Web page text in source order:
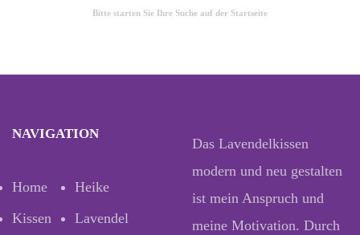
Bitte starten Sie Ihre Suche auf der Startseite
NAVIGATION
Home
Heike
Kissen
Lavendel
Das Lavendelkissen
modern und neu gestalten
ist mein Anspruch und
meine Motivation. Durch